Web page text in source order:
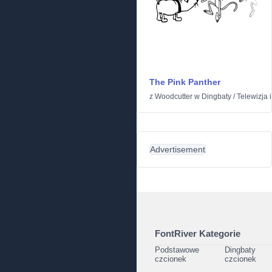
The Pink Panther
z Woodcutter w Dingbaty /Telewizja
Advertisement
FontRiver Kategorie
Podstawowe
czcionek
Dingbaty
czcionek